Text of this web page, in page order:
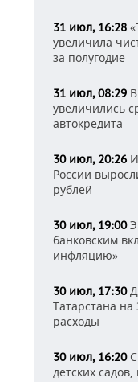
31 июл, 16:28
увеличила
за полугодие
31 июл, 08:29
увеличились
автокредита
30 июл, 20:26
России
рублей
30 июл, 19:00
банковским
инфляцию»
30 июл, 17:30
Татарстана
расходы
30 июл, 16:20
детских